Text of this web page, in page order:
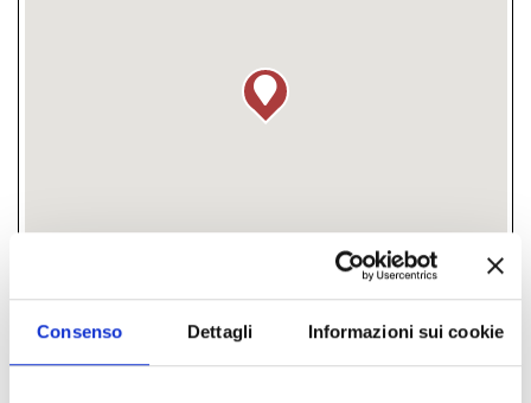
Consenso Dettagli Informazioni sui cookie
Piazzale Capitaneria di Porto, fraz. Igea